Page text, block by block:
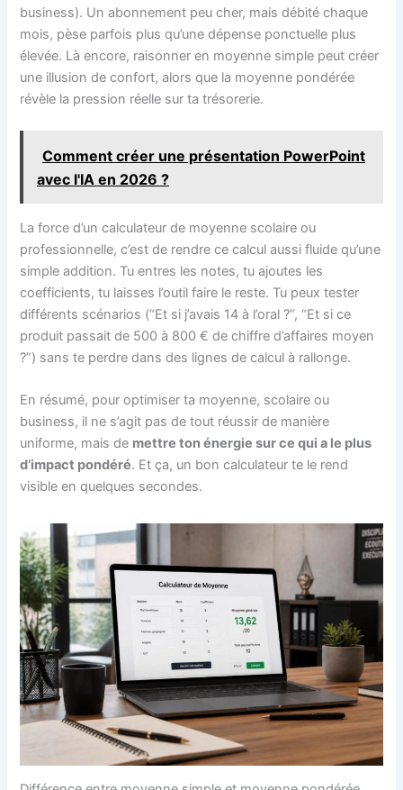
business). Un abonnement peu cher, mais débité chaque
mois, pèse parfois plus qu’une dépense ponctuelle plus
élevée. Là encore, raisonner en moyenne simple peut créer
une illusion de confort, alors que la moyenne pondérée
révèle la pression réelle sur ta trésorerie.
Comment créer une présentation PowerPoint
avec l'IA en 2026 ?
La force d’un calculateur de moyenne scolaire ou
professionnelle, c’est de rendre ce calcul aussi fluide qu’une
simple addition. Tu entres les notes, tu ajoutes les
coefficients, tu laisses l’outil faire le reste. Tu peux tester
différents scénarios (“Et si j’avais 14 à l’oral ?”, “Et si ce
produit passait de 500 à 800 € de chiffre d’affaires moyen
?”) sans te perdre dans des lignes de calcul à rallonge.
En résumé, pour optimiser ta moyenne, scolaire ou
business, il ne s’agit pas de tout réussir de manière
uniforme, mais de mettre ton énergie sur ce qui a le plus
d’impact pondéré. Et ça, un bon calculateur te le rend
visible en quelques secondes.